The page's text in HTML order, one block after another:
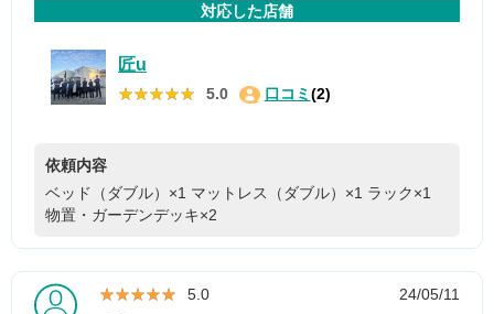
対応した店舗
匠u
★★★★★
★★★★★ 5.0 口コミ (2)
依頼内容
ベッド（ダブル）×1 マットレス（ダブル）×1 ラック×1
物置・ガーデンデッキ×2
★★★★★
★★★★★ 5.0
24/05/11